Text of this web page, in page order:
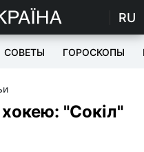
RU
СОВЕТЫ ГОРОСКОПЫ
хокею: "Сокіл"